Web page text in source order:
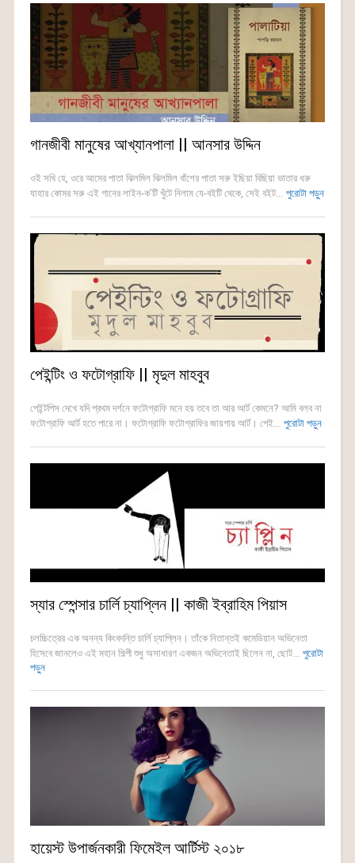
গানজীবী মানুষের আখ্যানপালা || আনসার উদ্দিন
ওই সখি হে, ওরে আমের পাতা ঝিলমিল ঝিলমিল বাঁশের পাতা সরু ইছিয়া বিছিয়া ভাতার ধরু
যাহার কোমর সরু এই গানের লাইন-ক’টি খুঁটে নিলাম যে-বইটি থেকে, সেই বইট... পুরোটা পড়ুন
পেইন্টিং ও ফটোগ্রাফি || মৃদুল মাহবুব
পেইন্টপিস দেখে য‌দি প্রথম দর্শনে ফটোগ্রাফি মনে হয় তবে তা আর আর্ট কেমনে? আ‌মি বলব না
ফটোগ্রাফি আর্ট হতে পারে না। ফটোগ্রাফি ফটোগ্রাফির জায়গায় আর্ট। ‌পেই... পুরোটা পড়ুন
স্যার স্পেন্সার চার্লি চ্যাপ্লিন || কাজী ইব্রাহিম পিয়াস
চলচ্চিত্রের এক অনন্য কিংবদন্তি চার্লি চ্যাপ্লিন। তাঁকে নিতান্তই কমেডিয়ান অভিনেতা
হিসেবে জানলেও এই মহান শিল্পী শুধু অসাধারণ একজন অভিনেতাই ছিলেন না, ছোট... পুরোটা
পড়ুন
হায়েস্ট উপার্জনকারী ফিমেইল আর্টিস্ট ২০১৮